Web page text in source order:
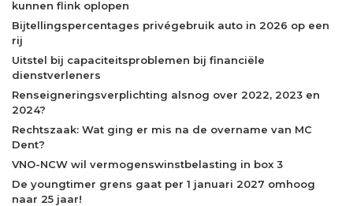
kunnen flink oplopen
Bijtellingspercentages privégebruik auto in 2026 op een
rij
Uitstel bij capaciteitsproblemen bij financiële
dienstverleners
Renseigneringsverplichting alsnog over 2022, 2023 en
2024?
Rechtszaak: Wat ging er mis na de overname van MC
Dent?
VNO-NCW wil vermogenswinstbelasting in box 3
De youngtimer grens gaat per 1 januari 2027 omhoog
naar 25 jaar!